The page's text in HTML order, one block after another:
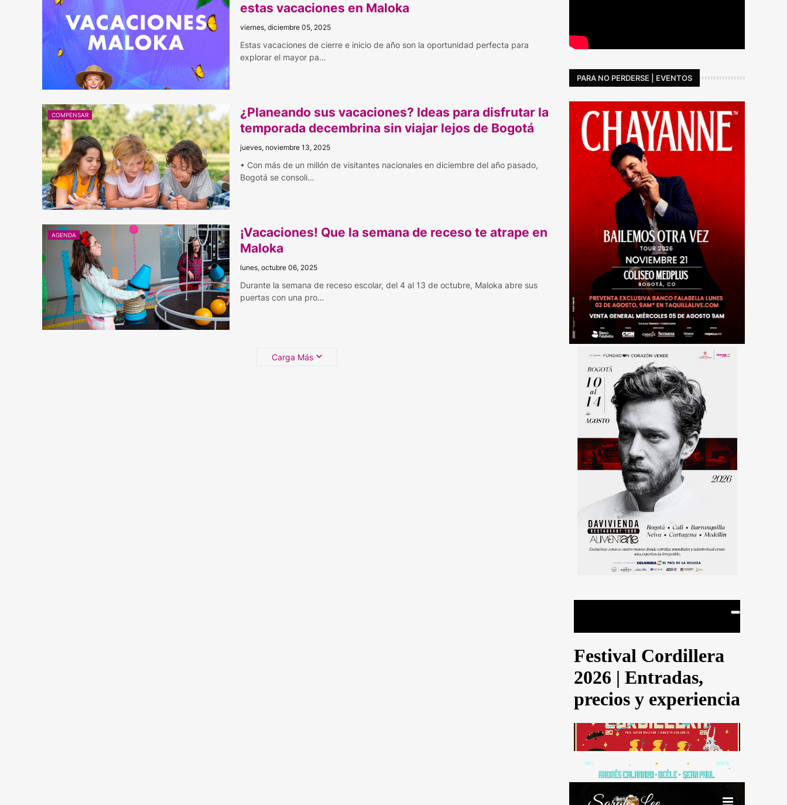
estas vacaciones en Maloka
viernes, diciembre 05, 2025
Estas vacaciones de cierre e inicio de año son la oportunidad perfecta para
explorar el mayor pa…
COMPENSAR
¿Planeando sus vacaciones? Ideas para disfrutar la
temporada decembrina sin viajar lejos de Bogotá
jueves, noviembre 13, 2025
• Con más de un millón de visitantes nacionales en diciembre del año pasado,
Bogotá se consoli…
AGENDA
¡Vacaciones! Que la semana de receso te atrape en
Maloka
lunes, octubre 06, 2025
Durante la semana de receso escolar, del 4 al 13 de octubre, Maloka abre sus
puertas con una pro…
Carga Más
PARA NO PERDERSE | EVENTOS